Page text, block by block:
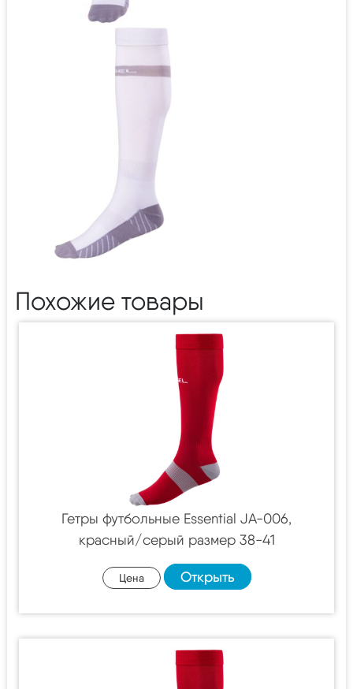
Похожие товары
Гетры футбольные Essential JA-006,
красный/серый размер 38-41
Цена Открыть